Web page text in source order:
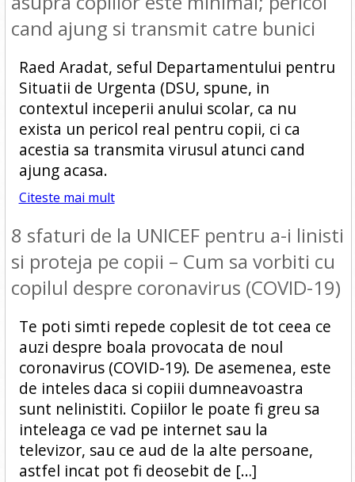
cand ajung si transmit catre bunici
Raed Aradat, seful Departamentului pentru
Situatii de Urgenta (DSU, spune, in
contextul inceperii anului scolar, ca nu
exista un pericol real pentru copii, ci ca
acestia sa transmita virusul atunci cand
ajung acasa.
Citeste mai mult
8 sfaturi de la UNICEF pentru a-i linisti
si proteja pe copii – Cum sa vorbiti cu
copilul despre coronavirus (COVID-19)
Te poti simti repede coplesit de tot ceea ce
auzi despre boala provocata de noul
coronavirus (COVID-19). De asemenea, este
de inteles daca si copiii dumneavoastra
sunt nelinistiti. Copiilor le poate fi greu sa
inteleaga ce vad pe internet sau la
televizor, sau ce aud de la alte persoane,
astfel incat pot fi deosebit de […]